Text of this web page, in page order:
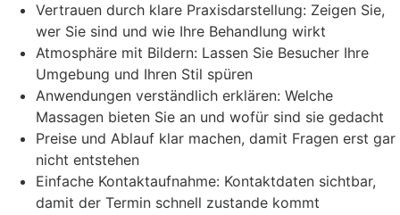
Vertrauen durch klare Praxisdarstellung: Zeigen Sie,
wer Sie sind und wie Ihre Behandlung wirkt
Atmosphäre mit Bildern: Lassen Sie Besucher Ihre
Umgebung und Ihren Stil spüren
Anwendungen verständlich erklären: Welche
Massagen bieten Sie an und wofür sind sie gedacht
Preise und Ablauf klar machen, damit Fragen erst gar
nicht entstehen
Einfache Kontaktaufnahme: Kontaktdaten sichtbar,
damit der Termin schnell zustande kommt